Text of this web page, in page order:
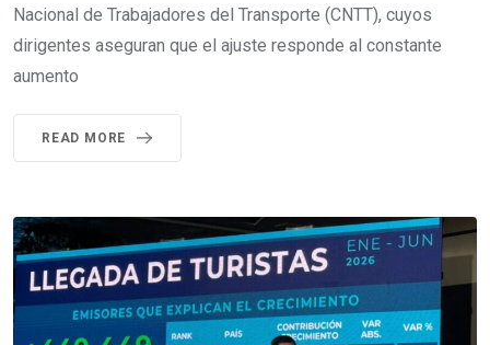
Nacional de Trabajadores del Transporte (CNTT), cuyos
dirigentes aseguran que el ajuste responde al constante
aumento
READ MORE